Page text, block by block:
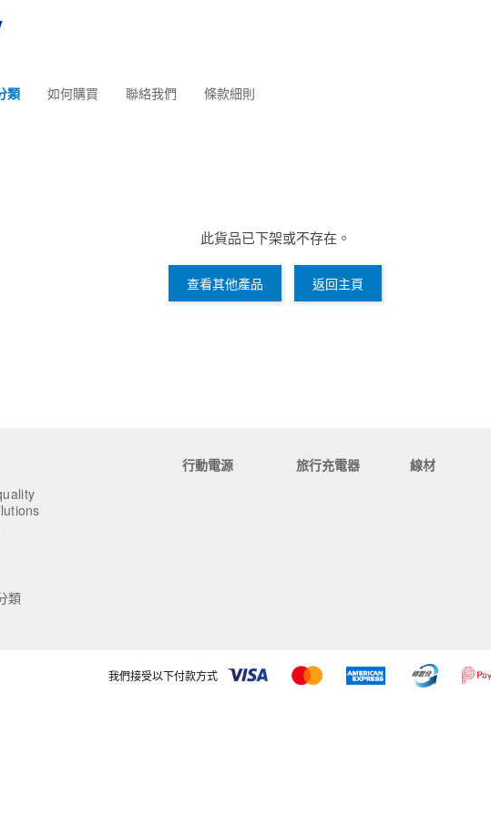
類 如何購買 聯絡我們 條款細則
此貨品已下架或不存在。
查看其他產品 返回主頁
類
行動電源 旅行充電器 線材
我們接受以下付款方式